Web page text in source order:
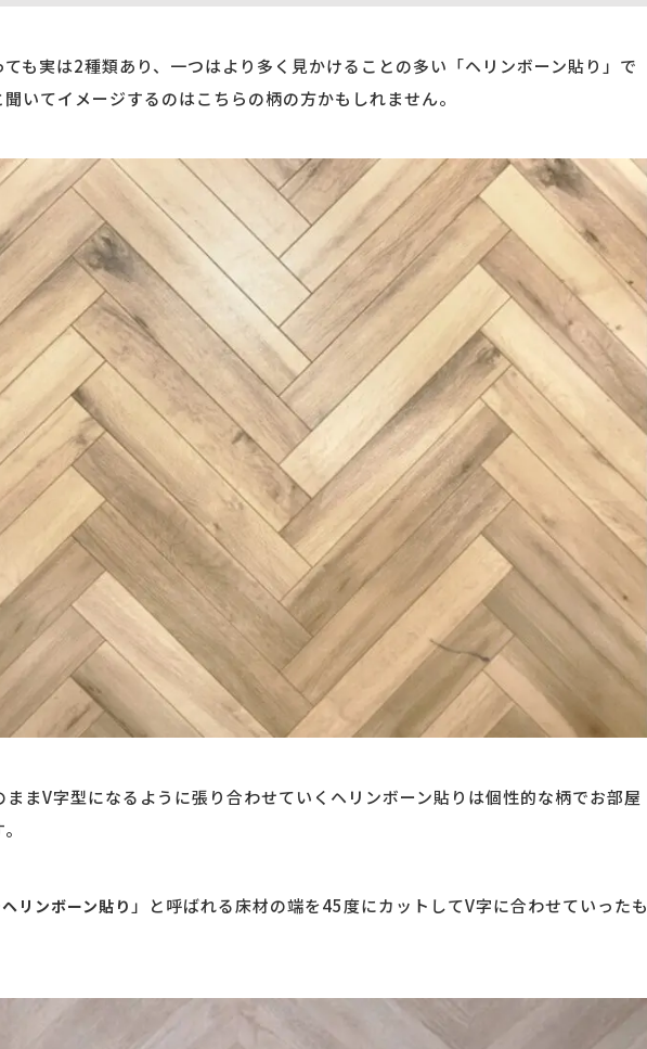
も実は2種類あり、一つはより多く見かけることの多い「ヘリンボーン貼り」で
いてイメージするのはこちらの柄の方かもしれません。
まV字型になるように張り合わせていくヘリンボーン貼りは個性的な柄でお部屋
リンボーン貼り 」と呼ばれる床材の端を45度にカットしてV字に合わせていったも